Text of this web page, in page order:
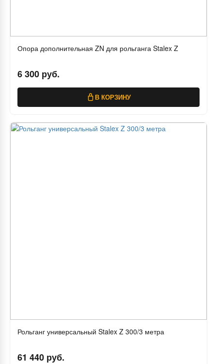
Опора дополнительная ZN для рольганга Stalex Z
6 300 руб.
В КОРЗИНУ
Рольганг универсальный Stalex Z 300/3 метра
61 440 руб.